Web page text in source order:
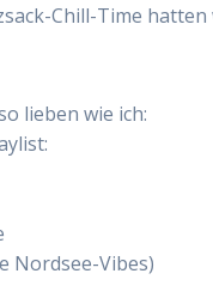
Chill-Time
lieben wie ich:
Nordsee-Vibes)